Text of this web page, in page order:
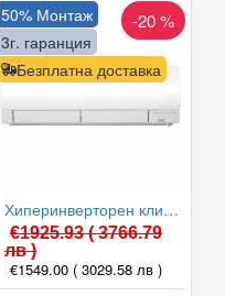
Безплатна доставка
50% Монтаж
3г. гаранция
-20 %
Хиперинверторен климатик Mitsubishi Electric MSZ-FH25VE/MUZ-FH25VE, 9000 BTU, Клас A+++
€1925.93( 3766.79
лв )
€1549.00 ( 3029.58 лв )